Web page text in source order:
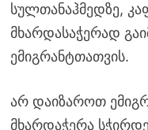
სულთანაჰმედზე,
მხარდასაჭერად
ემიგრანტთათვის.
არ დაიზაროთ
მხარდაჭერა